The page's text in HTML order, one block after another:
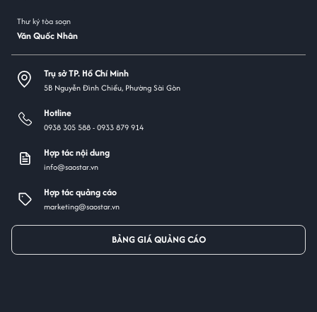
Thư ký tòa soạn
Văn Quốc Nhân
Trụ sở TP. Hồ Chí Minh
5B Nguyễn Đình Chiểu, Phường Sài Gòn
Hotline
0938 305 588 -0933 879 914
Hợp tác nội dung
info@saostar.vn
Hợp tác quảng cáo
marketing@saostar.vn
BẢNG GIÁ QUẢNG CÁO